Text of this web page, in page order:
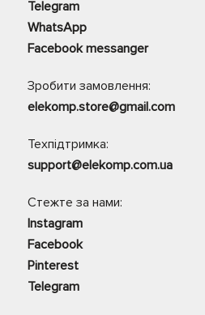
Telegram
WhatsApp
Facebook messanger
Зробити замовлення:
elekomp.store@gmail.com
Техпідтримка:
support@elekomp.com.ua
Стежте за нами:
Instagram
Facebook
Pinterest
Telegram